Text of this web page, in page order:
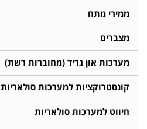
ממירי מתח
מצברים
מערכות און גריד (מחוברות רשת)
קונסטרוקציות למערכות סולאריות
חיווט למערכות סולאריות